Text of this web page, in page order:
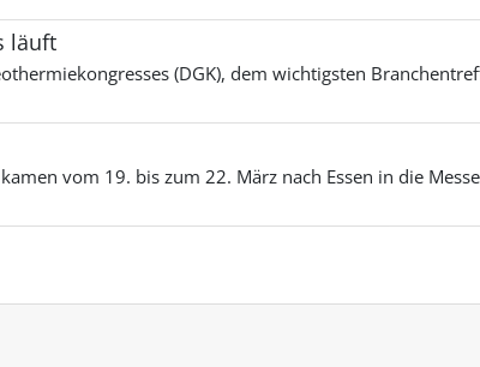
läuft
(DGK), dem wichtigsten
vom 19. bis zum 22. März nach Essen in die